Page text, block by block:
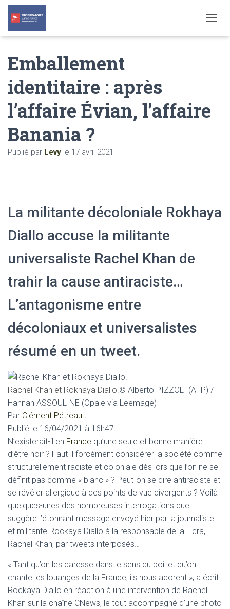
O
Emballement
identitaire : après
l’affaire Évian, l’affaire
Banania ?
Publié par Levy le 17 avril 2021
La militante décoloniale Rokhaya
Diallo accuse la militante
universaliste Rachel Khan de
trahir la cause antiraciste…
L’antagonisme entre
décoloniaux et universalistes
résumé en un tweet.
Rachel Khan et Rokhaya Diallo.© Alberto PIZZOLI (AFP) /
Hannah ASSOULINE (Opale via Leemage)
Par Clément Pétreault
Publié le 16/04/2021 à 16h47
N’existerait-il en France qu’une seule et bonne manière
d’être noir ? Faut-il forcément considérer la société comme
structurellement raciste et coloniale dès lors que l’on ne se
définit pas comme « blanc » ? Peut-on se dire antiraciste et
se révéler allergique à des points de vue divergents ? Voilà
quelques-unes des nombreuses interrogations que
suggère l’étonnant message envoyé hier par la journaliste
et militante Rockaya Diallo à la responsable de la Licra,
Rachel Khan, par tweets interposés…
« Tant qu’on les caresse dans le sens du poil et qu’on
chante les louanges de la France, ils nous adorent », a écrit
Rockaya Diallo en réaction à une intervention de Rachel
Khan sur la chaîne CNews, le tout accompagné d’une photo